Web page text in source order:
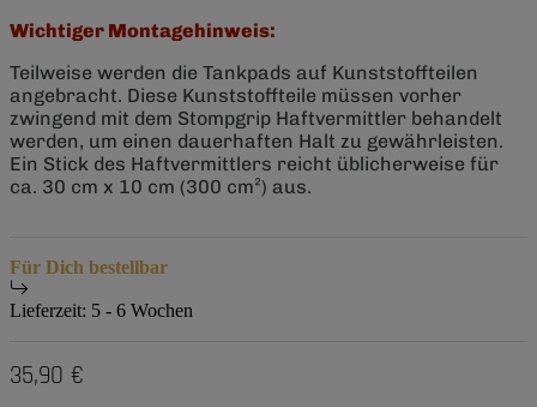
Wichtiger Montagehinweis:
Teilweise werden die Tankpads auf Kunststoffteilen
angebracht. Diese Kunststoffteile müssen vorher
zwingend mit dem Stompgrip Haftvermittler behandelt
werden, um einen dauerhaften Halt zu gewährleisten.
Ein Stick des Haftvermittlers reicht üblicherweise für
ca. 30 cm x 10 cm (300 cm²) aus.
Für Dich bestellbar
Lieferzeit: 5 - 6 Wochen
35,90 €